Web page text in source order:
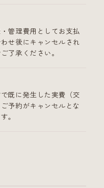
管理費用としてお支払
せ後にキャンセルされ
了承ください。
既に発生した実費（交
予約がキャンセルとな
。